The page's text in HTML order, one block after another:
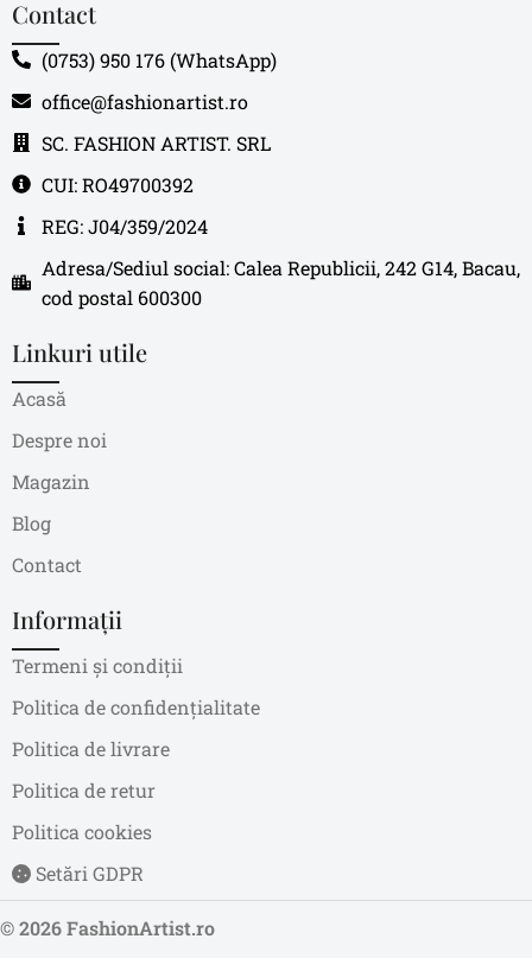
Contact
(0753) 950 176 (WhatsApp)
office@fashionartist.ro
SC. FASHION ARTIST. SRL
CUI: RO49700392
REG: J04/359/2024
Adresa/Sediul social: Calea Republicii, 242 G14, Bacau,
cod postal 600300
Linkuri utile
Acasă
Despre noi
Magazin
Blog
Contact
Informații
Termeni și condiții
Politica de confidențialitate
Politica de livrare
Politica de retur
Politica cookies
Setări GDPR
© 2026 FashionArtist.ro